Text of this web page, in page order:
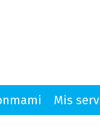
Mis